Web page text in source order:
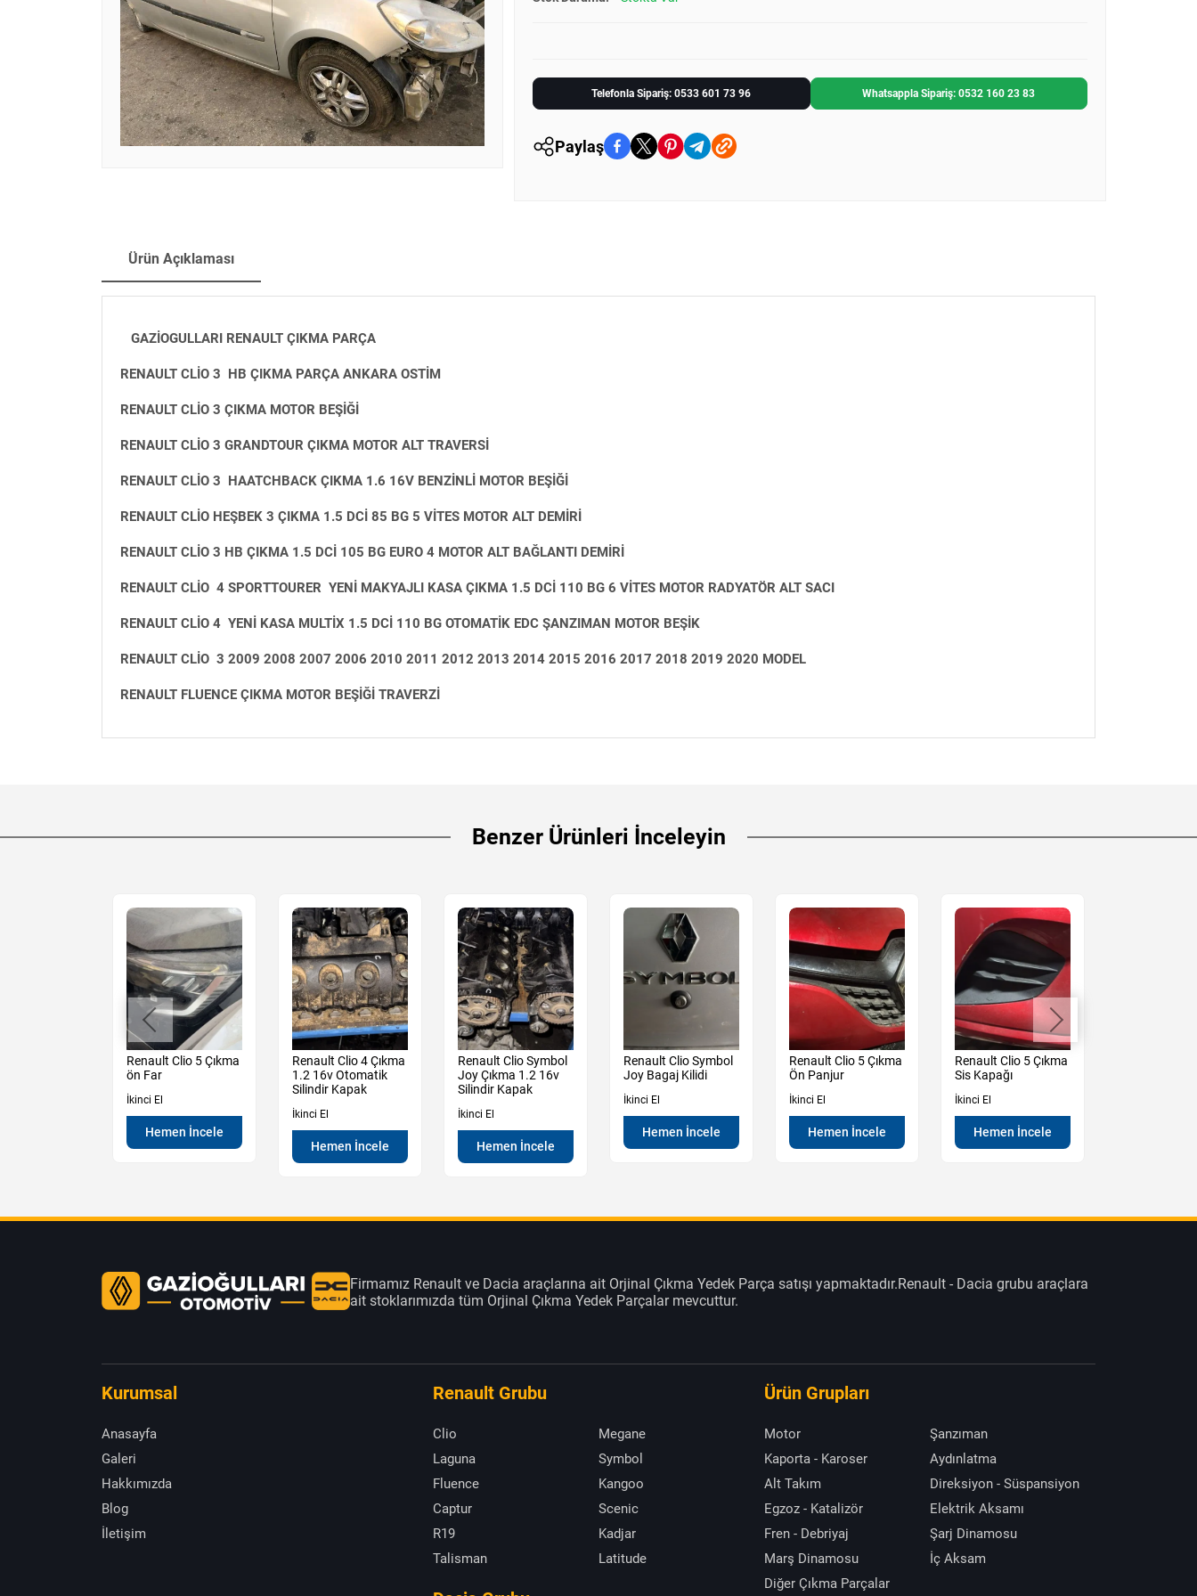
Telefonla Sipariş: 0533 601 73 96 Whatsappla Sipariş: 0532 160 23 83
Paylaş
Ürün Açıklaması
GAZİOGULLARI RENAULT ÇIKMA PARÇA
RENAULT CLİO 3 HB ÇIKMA PARÇA ANKARA OSTİM
RENAULT CLİO 3 ÇIKMA MOTOR BEŞİĞİ
RENAULT CLİO 3 GRANDTOUR ÇIKMA MOTOR ALT TRAVERSİ
RENAULT CLİO 3 HAATCHBACK ÇIKMA 1.6 16V BENZİNLİ MOTOR BEŞİĞİ
RENAULT CLİO HEŞBEK 3 ÇIKMA 1.5 DCİ 85 BG 5 VİTES MOTOR ALT DEMİRİ
RENAULT CLİO 3 HB ÇIKMA 1.5 DCİ 105 BG EURO 4 MOTOR ALT BAĞLANTI DEMİRİ
RENAULT CLİO 4 SPORTTOURER YENİ MAKYAJLI KASA ÇIKMA 1.5 DCİ 110 BG 6 VİTES MOTOR RADYATÖR ALT SACI
RENAULT CLİO 4 YENİ KASA MULTİX 1.5 DCİ 110 BG OTOMATİK EDC ŞANZIMAN MOTOR BEŞİK
RENAULT CLİO 3 2009 2008 2007 2006 2010 2011 2012 2013 2014 2015 2016 2017 2018 2019 2020 MODEL
RENAULT FLUENCE ÇIKMA MOTOR BEŞİĞİ TRAVERZİ
Benzer Ürünleri İnceleyin
Renault Clio 5 Çıkma
ön Far
İkinci El
Hemen İncele
Renault Clio 4 Çıkma
1.2 16v Otomatik
Silindir Kapak
İkinci El
Hemen İncele
Renault Clio Symbol
Joy Çıkma 1.2 16v
Silindir Kapak
İkinci El
Hemen İncele
Renault Clio Symbol
Joy Bagaj Kilidi
İkinci El
Hemen İncele
Renault Clio 5 Çıkma
Ön Panjur
İkinci El
Hemen İncele
Renault Clio 5 Çıkma
Sis Kapağı
İkinci El
Hemen İncele
Firmamız Renault ve Dacia araçlarına ait Orjinal Çıkma Yedek Parça satışı yapmaktadır.Renault - Dacia grubu araçlara
ait stoklarımızda tüm Orjinal Çıkma Yedek Parçalar mevcuttur.
Kurumsal
Anasayfa
Galeri
Hakkımızda
Blog
İletişim
Renault Grubu
Clio
Megane
Laguna
Symbol
Fluence
Kangoo
Captur
Scenic
R19
Kadjar
Talisman
Latitude
Ürün Grupları
Motor
Şanzıman
Kaporta - Karoser
Aydınlatma
Alt Takım
Direksiyon - Süspansiyon
Egzoz - Katalizör
Elektrik Aksamı
Fren - Debriyaj
Şarj Dinamosu
Marş Dinamosu
İç Aksam
Diğer Çıkma Parçalar